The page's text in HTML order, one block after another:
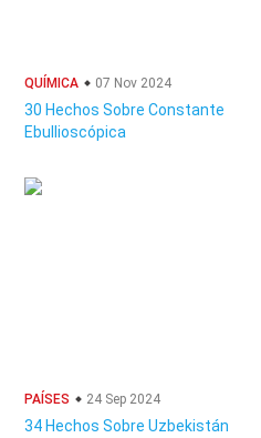
QUÍMICA 07 Nov 2024
30 Hechos Sobre Constante
Ebullioscópica
PAÍSES 24 Sep 2024
34 Hechos Sobre Uzbekistán